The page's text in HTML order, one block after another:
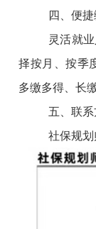
四、便
灵活就
择按月、按季
多缴多得、长
五、联
社保规